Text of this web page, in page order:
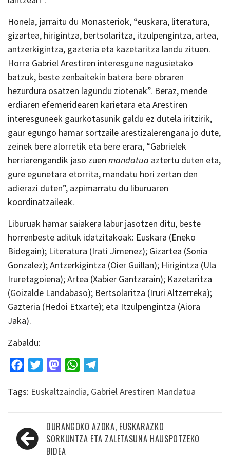
Honela, jarraitu du Monasteriok, “euskara, literatura,
gizartea, hirigintza, bertsolaritza, itzulpengintza, artea,
antzerkigintza, gazteria eta kazetaritza landu zituen.
Horra Gabriel Arestiren interesgune nagusietako
batzuk, beste zenbaitekin batera bere obraren
hezurdura osatzen lagundu ziotenak”. Beraz, mende
erdiaren efemeridearen karietara eta Arestiren
interesguneek gaurkotasunik galdu ez dutela iritzirik,
gaur egungo hamar sortzaile arestizalerengana jo dute,
zeinek bere alorretik eta bere erara, “Gabrielek
herriarengandik jaso zuen mandatua aztertu duten eta,
gure egunetara etorrita, mandatu hori zertan den
adierazi duten”, azpimarratu du liburuaren
koordinatzaileak.
Liburuak hamar saiakera labur jasotzen ditu, beste
horrenbeste adituk idatzitakoak: Euskara (Eneko
Bidegain); Literatura (Irati Jimenez); Gizartea (Sonia
Gonzalez); Antzerkigintza (Oier Guillan); Hirigintza (Ula
Iruretagoiena); Artea (Xabier Gantzarain); Kazetaritza
(Goizalde Landabaso); Bertsolaritza (Iruri Altzerreka);
Gazteria (Hedoi Etxarte); eta Itzulpengintza (Aiora
Jaka).
Zabaldu:
FacebookTwitterMastodonWhatsApp
Tags: Euskaltzaindia, Gabriel Arestiren Mandatua
Bidalketetan
zehar
DURANGOKO AZOKA, EUSKARAZKO
SORKUNTZA ETA ZALETASUNA HAUSPOTZEKO
BIDEA